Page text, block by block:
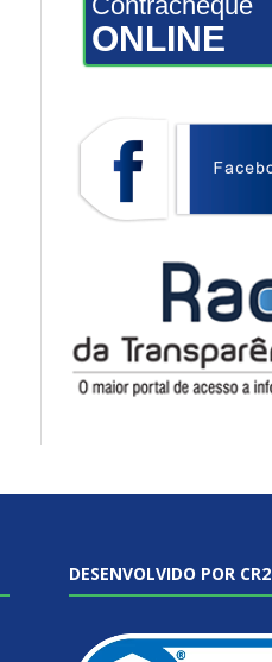
ONLINE
DESENVOLVIDO POR CR2